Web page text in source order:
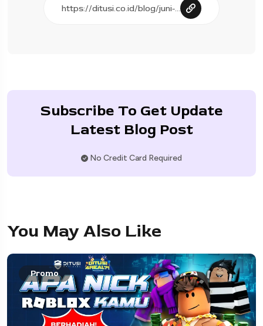
Subscribe To Get Update
Latest Blog Post
No Credit Card Required
You May Also Like
Promo